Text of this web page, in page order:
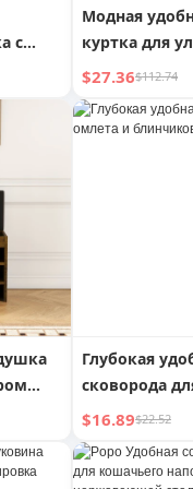
с
Модная
куртка для
$27.36$112.74
Глубокая
сковорода
блинчиков с
пореем
$16.89$22.52